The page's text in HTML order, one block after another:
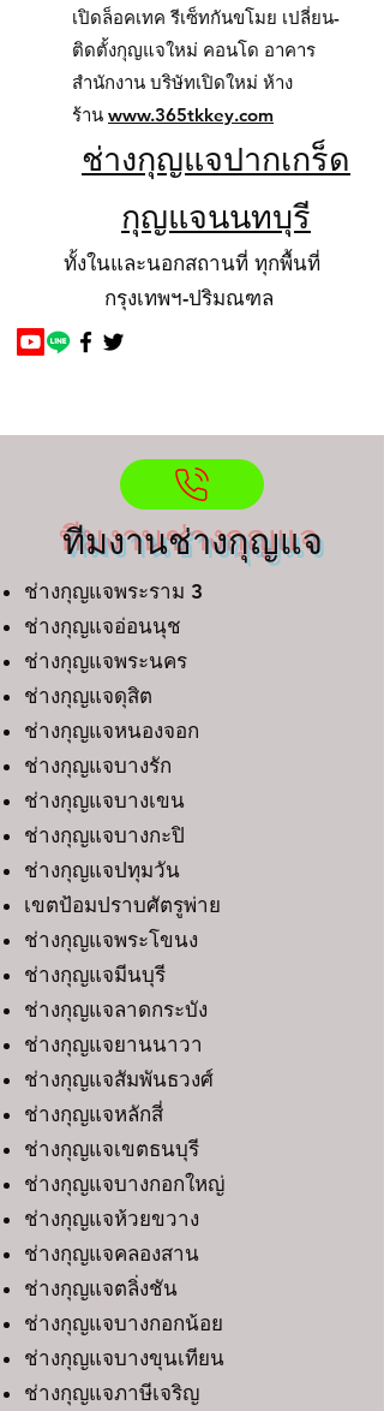
เปิดล็อคเทค รีเซ็ทกันขโมย เปลี่ยน-
ติดตั้งกุญแจใหม่ คอนโด อาคาร
สำนักงาน บริษัทเปิดใหม่ ห้าง
ร้าน www.365tkkey.com
ช่างกุญแจปากเกร็ด
กุญแจนนทบุรี
ทั้งในและนอกสถานที่ ทุกพื้นที่
กรุงเทพฯ-ปริมณฑล
ทีมงานช่างกุญแจ
ช่างกุญแจพระราม 3
ช่างกุญแจอ่อนนุช
ช่างกุญแจพระนคร
ช่างกุญแจดุสิต
ช่างกุญแจหนองจอก
ช่างกุญแจบางรัก
ช่างกุญแจบางเขน
ช่างกุญแจบางกะปิ
ช่างกุญแจปทุมวัน
เขตป้อมปราบศัตรูพ่าย
ช่างกุญแจพระโขนง
ช่างกุญแจมีนบุรี
ช่างกุญแจลาดกระบัง
ช่างกุญแจยานนาวา
ช่างกุญแจสัมพันธวงศ์
ช่างกุญแจหลักสี่
ช่างกุญแจเขตธนบุรี
ช่างกุญแจบางกอกใหญ่
ช่างกุญแจห้วยขวาง
ช่างกุญแจคลองสาน
ช่างกุญแจตลิ่งชัน
ช่างกุญแจบางกอกน้อย
ช่างกุญแจบางขุนเทียน
ช่างกุญแจภาษีเจริญ